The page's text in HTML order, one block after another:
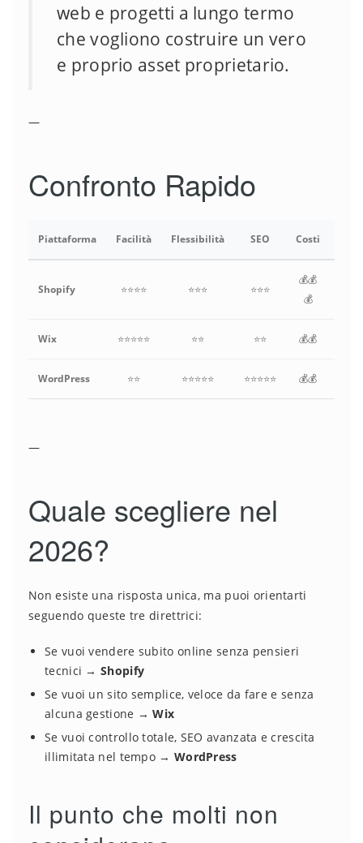
web e progetti a lungo termo
che vogliono costruire un vero
e proprio asset proprietario.
—
Confronto Rapido
Piattaforma Facilità Flessibilità SEO Costi
Shopify ⭐⭐⭐⭐ ⭐⭐⭐ ⭐⭐⭐
💰💰
💰
Wix ⭐⭐⭐⭐⭐ ⭐⭐ ⭐⭐ 💰💰
WordPress ⭐⭐ ⭐⭐⭐⭐⭐ ⭐⭐⭐⭐⭐ 💰💰
—
Quale scegliere nel
2026?
Non esiste una risposta unica, ma puoi orientarti
seguendo queste tre direttrici:
Se vuoi vendere subito online senza pensieri
tecnici → Shopify
Se vuoi un sito semplice, veloce da fare e senza
alcuna gestione →Wix
Se vuoi controllo totale, SEO avanzata e crescita
illimitata nel tempo → WordPress
Il punto che molti non